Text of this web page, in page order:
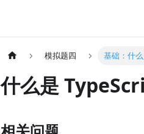
模拟题四 基础：什
什么是